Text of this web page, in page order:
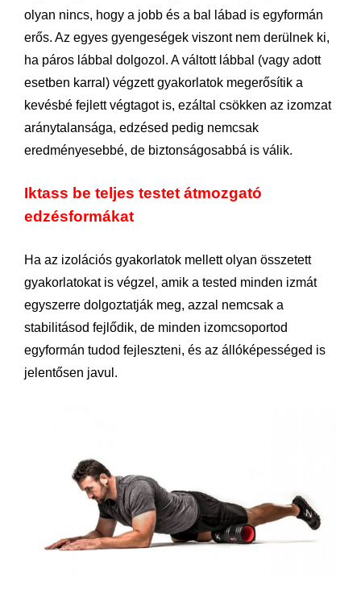
olyan nincs, hogy a jobb és a bal lábad is egyformán
erős. Az egyes gyengeségek viszont nem derülnek ki,
ha páros lábbal dolgozol. A váltott lábbal (vagy adott
esetben karral) végzett gyakorlatok megerősítik a
kevésbé fejlett végtagot is, ezáltal csökken az izomzat
aránytalansága, edzésed pedig nemcsak
eredményesebbé, de biztonságosabbá is válik.
Iktass be teljes testet átmozgató
edzésformákat
Ha az izolációs gyakorlatok mellett olyan összetett
gyakorlatokat is végzel, amik a tested minden izmát
egyszerre dolgoztatják meg, azzal nemcsak a
stabilitásod fejlődik, de minden izomcsoportod
egyformán tudod fejleszteni, és az állóképességed is
jelentősen javul.